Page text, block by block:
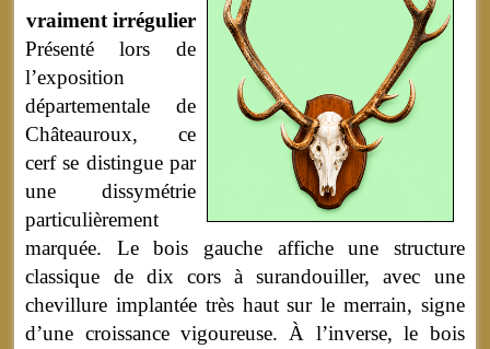
vraiment irrégulier
Présenté lors de
l’exposition
départementale de
Châteauroux, ce
cerf se distingue par
une dissymétrie
particulièrement
marquée. Le bois gauche affiche une structure
classique de dix cors à surandouiller, avec une
chevillure implantée très haut sur le merrain, signe
d’une croissance vigoureuse. À l’inverse, le bois